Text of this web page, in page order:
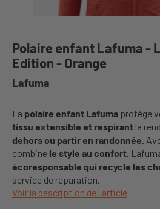
Polaire enfant Lafuma -
Edition - Orange
Lafuma
La polaire enfant Lafuma protège
tissu extensible et respirant la
dehors ou partir en randonnée.
combine le style au confort.
écoresponsable qui recycle les
service de réparation.
Voir la description de l'article